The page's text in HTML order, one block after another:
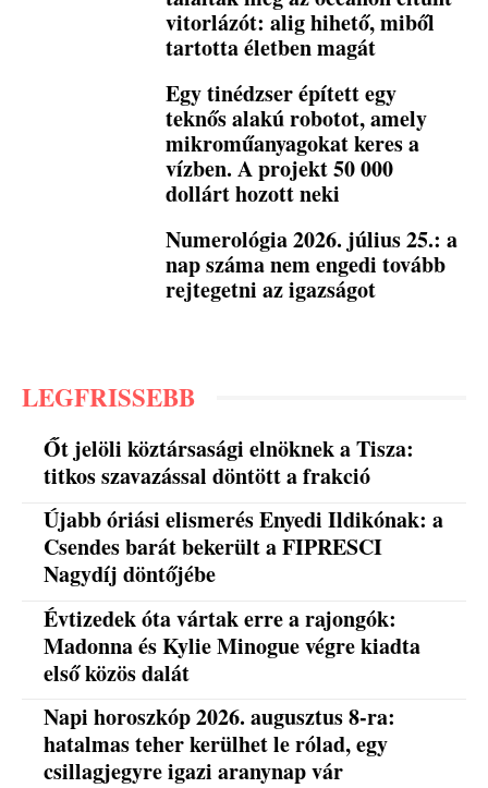
vitorlázót: alig hihető, miből
tartotta életben magát
Egy tinédzser épített egy
teknős alakú robotot, amely
mikroműanyagokat keres a
vízben. A projekt 50 000
dollárt hozott neki
Numerológia 2026. július 25.: a
nap száma nem engedi tovább
rejtegetni az igazságot
LEGFRISSEBB
Őt jelöli köztársasági elnöknek a Tisza:
titkos szavazással döntött a frakció
Újabb óriási elismerés Enyedi Ildikónak: a
Csendes barát bekerült a FIPRESCI
Nagydíj döntőjébe
Évtizedek óta vártak erre a rajongók:
Madonna és Kylie Minogue végre kiadta
első közös dalát
Napi horoszkóp 2026. augusztus 8-ra:
hatalmas teher kerülhet le rólad, egy
csillagjegyre igazi aranynap vár